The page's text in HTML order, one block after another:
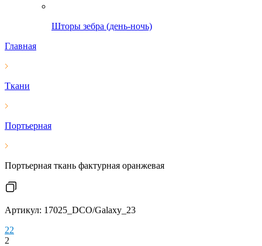
Шторы зебра (день-ночь)
Главная
Ткани
Портьерная
Портьерная ткань фактурная оранжевая
Артикул: 17025_DCO/Galaxy_23
22
2